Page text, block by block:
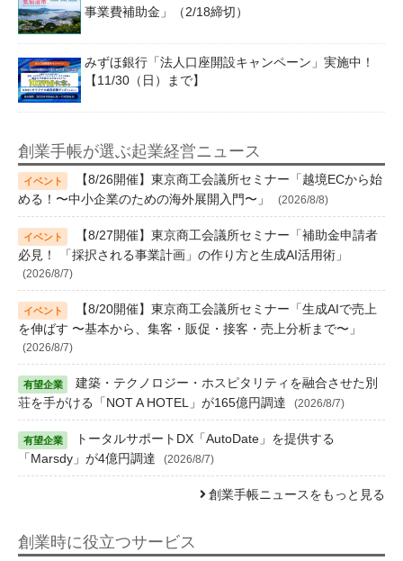
事業費補助金」（2/18締切）
みずほ銀行「法人口座開設キャンペーン」実施中！
【11/30（日）まで】
創業手帳が選ぶ起業経営ニュース
【8/26開催】東京商工会議所セミナー「越境ECから始
める！〜中小企業のための海外展開入門〜」
(2026/8/8)
【8/27開催】東京商工会議所セミナー「補助金申請者
必見！ 「採択される事業計画」の作り方と生成AI活用術」
(2026/8/7)
【8/20開催】東京商工会議所セミナー「生成AIで売上
を伸ばす 〜基本から、集客・販促・接客・売上分析まで〜」
(2026/8/7)
建築・テクノロジー・ホスピタリティを融合させた別
荘を手がける「NOT A HOTEL」が165億円調達
(2026/8/7)
トータルサポートDX「AutoDate」を提供する
「Marsdy」が4億円調達
(2026/8/7)
創業手帳ニュースをもっと見る
創業時に役立つサービス